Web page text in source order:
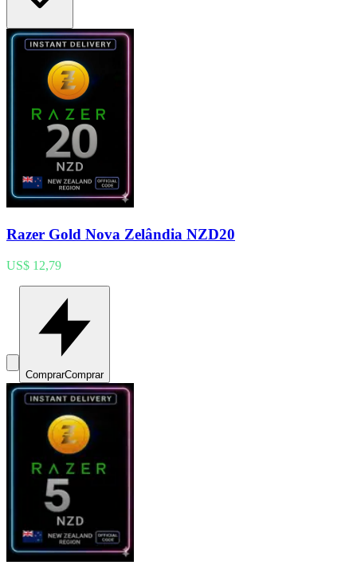
Razer Gold Nova Zelândia NZD20
US$ 12,79
ComprarComprar